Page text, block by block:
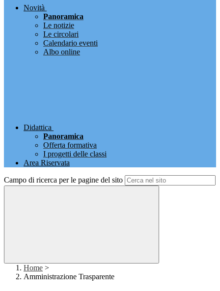
Novità
Panoramica
Le notizie
Le circolari
Calendario eventi
Albo online
Didattica
Panoramica
Offerta formativa
I progetti delle classi
Area Riservata
Campo di ricerca per le pagine del sito
Home >
Amministrazione Trasparente